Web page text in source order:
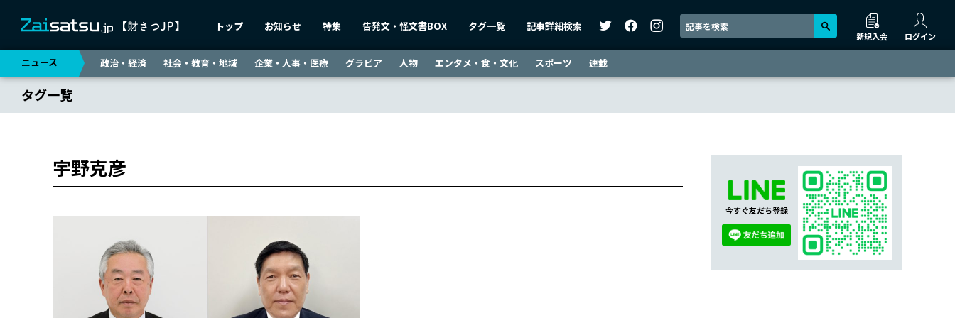
トップ お知らせ 特集 告発文・怪文書BOX タグ一覧 記事詳細検索
新規入会 ログイン
ニュース 政治・経済 社会・教育・地域 企業・人事・医療 グラビア 人物 エンタメ・食・文化 スポーツ 連載
タグ一覧
宇野克彦
今すぐ友だち登録